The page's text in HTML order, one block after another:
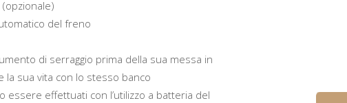
del freno
di serraggio prima della sua messa in
la sua vita con lo stesso banco
essere effettuati con l’utilizzo a batteria del